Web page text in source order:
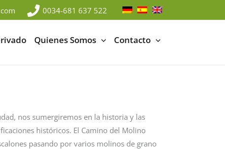
0034-681 637 522
Quienes Somos Contacto
nos sumergiremos en la historia y las
históricos. El Camino del Molino
pasando por varios molinos de grano